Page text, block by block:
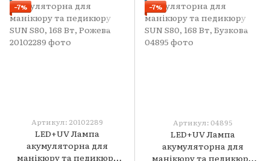
−7%
Артикул: 20102289
LED+UV Лампа
акумуляторна для
манікюру та педикюру
−7%
Артикул: 04895
LED+UV Лампа
акумуляторна для
манікюру та педикюру